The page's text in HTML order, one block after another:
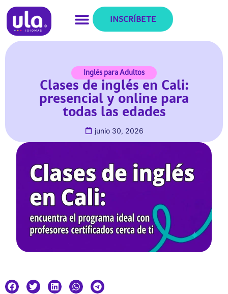
INSCRÍBETE
Inglés para Adultos
Clases de inglés en Cali:
presencial y online para
todas las edades
junio 30, 2026